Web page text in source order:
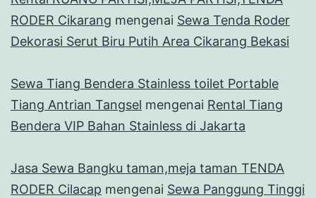
RODER Cikarang mengenai Sewa Tenda Roder
Dekorasi Serut Biru Putih Area Cikarang Bekasi
Sewa Tiang Bendera Stainless toilet Portable
Tiang Antrian Tangsel mengenai Rental Tiang
Bendera VIP Bahan Stainless di Jakarta
Jasa Sewa Bangku taman,meja taman TENDA
RODER Cilacap mengenai Sewa Panggung Tinggi